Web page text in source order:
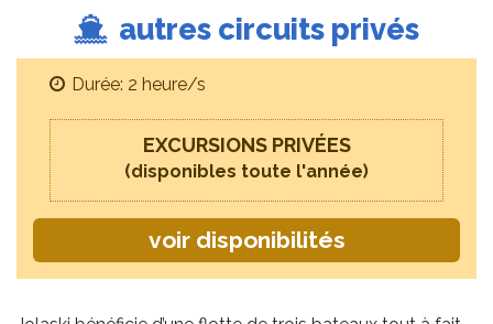
navigationautres circuits privés
Durée: 2 heure/s
EXCURSIONS PRIVÉES
(disponibles toute l'année)
voir disponibilités